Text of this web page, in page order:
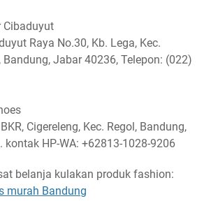
Cibaduyut
Raya No.30, Kb. Lega, Kec.
Jabar 40236, Telepon: (022)
Cigereleng, Kec. Regol, Bandung,
HP-WA: +62813-1028-9206
belanja kulakan produk fashion:
murah Bandung